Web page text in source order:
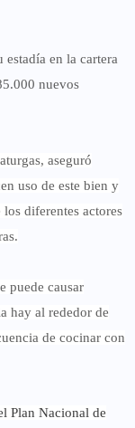
estadía en la cartera
nuevos
aseguró
uso de este bien y
los diferentes actores
puede causar
hay al rededor de
de cocinar con
Plan Nacional de